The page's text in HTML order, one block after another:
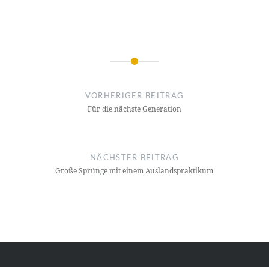
Beitragsnavigation
VORHERIGER BEITRAG
Für die nächs­te Gene­ra­ti­on
NÄCHSTER BEITRAG
Gro­ße Sprün­ge mit einem Aus­lands­prak­ti­kum